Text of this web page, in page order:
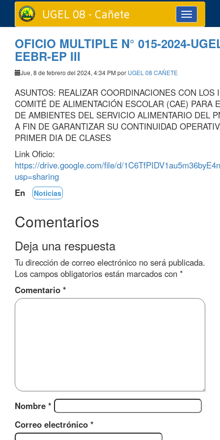
Toggle
navigation
UGEL 08 - Cañete
OFICIO MULTIPLE N° 015-2024-
EEBR-EP III
Jue, 8 de febrero del 2024, 4:34 PM por UGEL 08 CAÑETE
ASUNTOS: REALIZAR COORDINACIONES CON LOS
COMITÉ DE ALIMENTACIÓN ESCOLAR (CAE) PARA
DE AMBIENTES DEL SERVICIO ALIMENTARIO DEL
A FIN DE GARANTIZAR SU CONTINUIDAD
PRIMER DIA DE CLASES
Link Oficio:
https://drive.google.com/file/d/
usp=sharing
En
Noticias
Comentarios
Deja una respuesta
Tu dirección de correo electrónico no será publicada.
Los campos obligatorios están marcados con *
Comentario *
Nombre *
Correo electrónico *